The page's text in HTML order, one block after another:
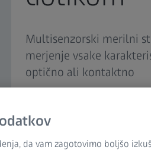
Multisenzorski merilni
merjenje vsake
optično ali kontaktno
Veliko vidno
Hitre in natančne
da vam zagotovimo boljšo